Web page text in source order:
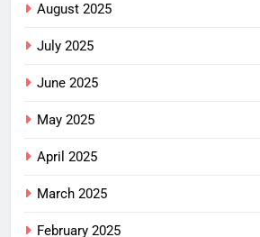
August 2025
July 2025
June 2025
May 2025
April 2025
March 2025
February 2025